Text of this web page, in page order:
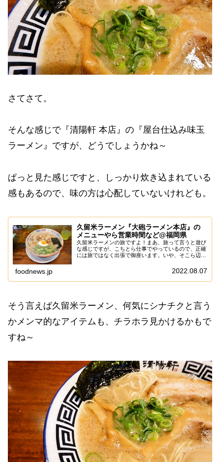
さてさて。
そんな感じで『清陽軒 本店』の『屋台仕込み味玉
ラーメン』ですが、どうでしょうかね～
ぱっと見た感じですと、しっかり炊き込まれている
感もあるので、味の方は心配していないけれども。
久留米ラーメン『大砲ラーメン本店』の
メニューやら営業時間など@福岡県
久留米ラーメンの旅ですよ！まあ、旅って言うと遊び
な感じですが、こちとら仕事でやっているので、正確
には旅ではなく出張で御座います。いや、そこら辺は
う思ってないので、当サイト的には”出張”である事...
foodnews.jp 2022.08.07
そう言えば久留米ラーメン、何気にシナチクと言う
かメンマ的なアイテムも、チラホラ見かけるかもで
すね～